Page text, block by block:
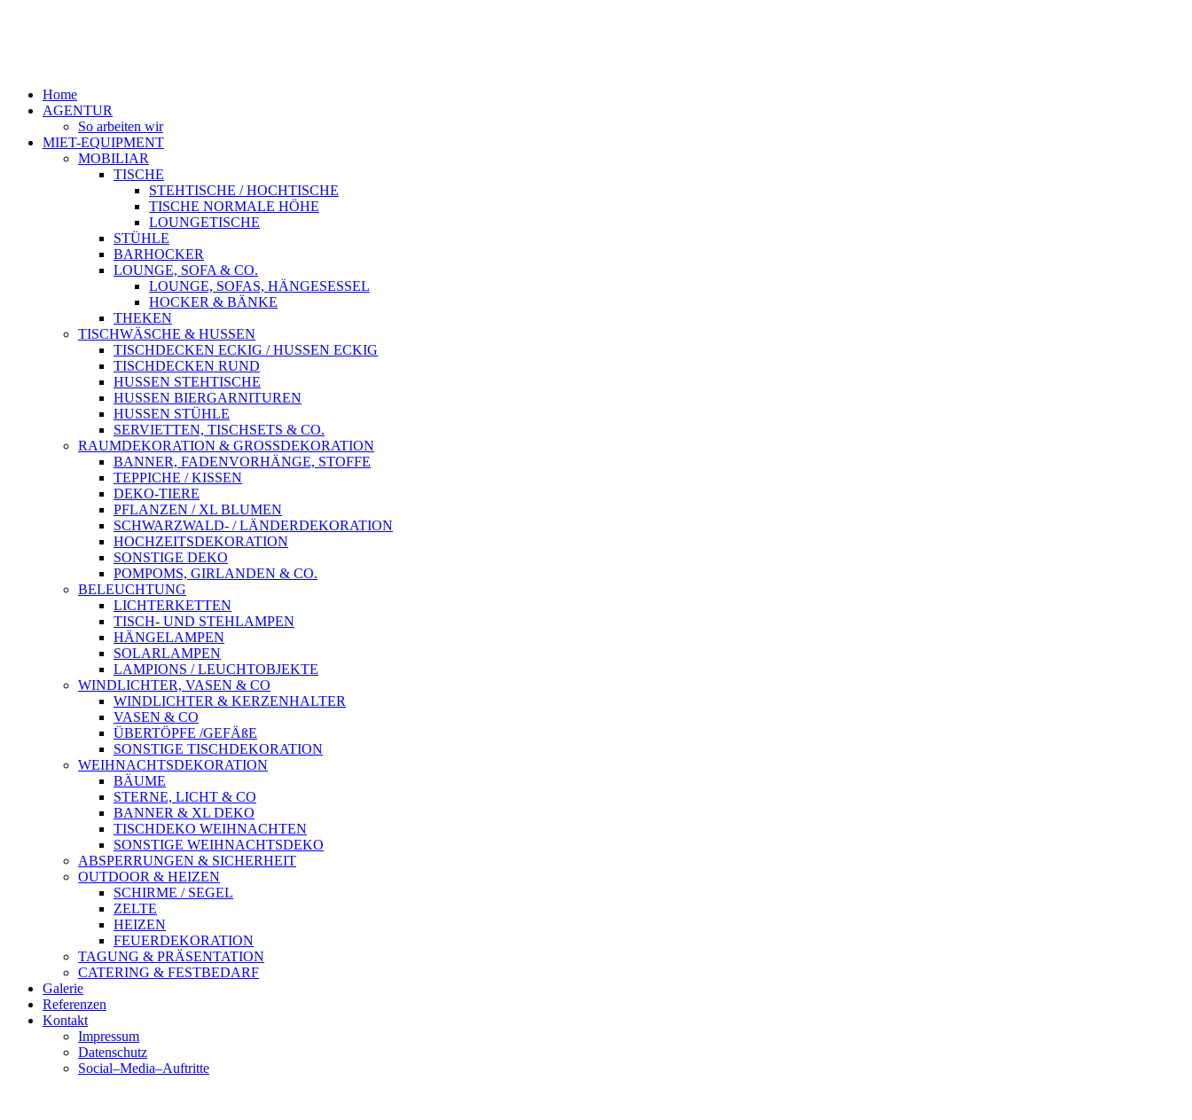
Home
AGENTUR
So arbeiten wir
MIET-EQUIPMENT
MOBILIAR
TISCHE
STEHTISCHE / HOCHTISCHE
TISCHE NORMALE HÖHE
LOUNGETISCHE
STÜHLE
BARHOCKER
LOUNGE, SOFA & CO.
LOUNGE, SOFAS, HÄNGESESSEL
HOCKER & BÄNKE
THEKEN
TISCHWÄSCHE & HUSSEN
TISCHDECKEN ECKIG / HUSSEN ECKIG
TISCHDECKEN RUND
HUSSEN STEHTISCHE
HUSSEN BIERGARNITUREN
HUSSEN STÜHLE
SERVIETTEN, TISCHSETS & CO.
RAUMDEKORATION & GROSSDEKORATION
BANNER, FADENVORHÄNGE, STOFFE
TEPPICHE / KISSEN
DEKO-TIERE
PFLANZEN / XL BLUMEN
SCHWARZWALD- / LÄNDERDEKORATION
HOCHZEITSDEKORATION
SONSTIGE DEKO
POMPOMS, GIRLANDEN & CO.
BELEUCHTUNG
LICHTERKETTEN
TISCH- UND STEHLAMPEN
HÄNGELAMPEN
SOLARLAMPEN
LAMPIONS / LEUCHTOBJEKTE
WINDLICHTER, VASEN & CO
WINDLICHTER & KERZENHALTER
VASEN & CO
ÜBERTÖPFE /GEFÄßE
SONSTIGE TISCHDEKORATION
WEIHNACHTSDEKORATION
BÄUME
STERNE, LICHT & CO
BANNER & XL DEKO
TISCHDEKO WEIHNACHTEN
SONSTIGE WEIHNACHTSDEKO
ABSPERRUNGEN & SICHERHEIT
OUTDOOR & HEIZEN
SCHIRME / SEGEL
ZELTE
HEIZEN
FEUERDEKORATION
TAGUNG & PRÄSENTATION
CATERING & FESTBEDARF
Galerie
Referenzen
Kontakt
Impressum
Datenschutz
Social–Media–Auftritte